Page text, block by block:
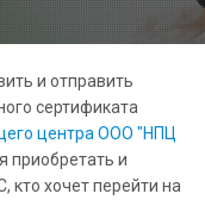
и отправить
сертификата
центра ООО "НПЦ
приобретать и
кто хочет перейти на